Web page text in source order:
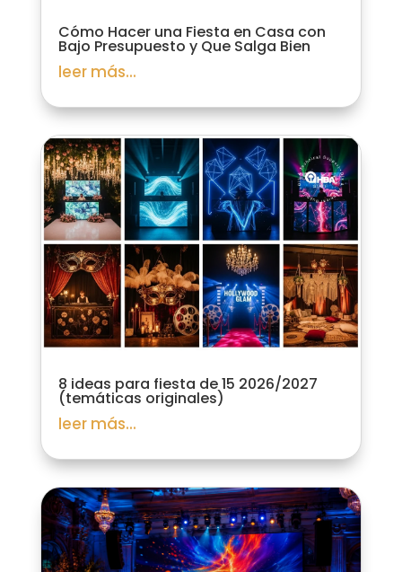
Cómo Hacer una Fiesta en Casa con
Bajo Presupuesto y Que Salga Bien
leer más...
8 ideas para fiesta de 15 2026/2027
(temáticas originales)
leer más...